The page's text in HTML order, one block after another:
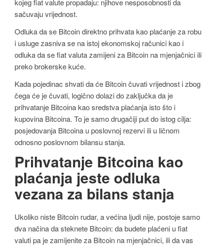
kojeg fiat valute propadaju: njihove nesposobnosti da
sačuvaju vrijednost.
Odluka da se Bitcoin direktno prihvata kao plaćanje za robu
i usluge zasniva se na istoj ekonomskoj računici kao i
odluka da se fiat valuta zamijeni za Bitcoin na mjenjačnici ili
preko brokerske kuće.
Kada pojedinac shvati da će Bitcoin čuvati vrijednost i zbog
čega će je čuvati, logično dolazi do zaključka da je
prihvatanje Bitcoina kao sredstva plaćanja isto što i
kupovina Bitcoina. To je samo drugačiji put do istog cilja:
posjedovanja Bitcoina u poslovnoj rezervi ili u ličnom
odnosno poslovnom bilansu stanja.
Prihvatanje Bitcoina kao
plaćanja jeste odluka
vezana za bilans stanja
Ukoliko niste Bitcoin rudar, a većina ljudi nije, postoje samo
dva načina da steknete Bitcoin: da budete plaćeni u fiat
valuti pa je zamijenite za Bitcoin na mjenjačnici, ili da vas